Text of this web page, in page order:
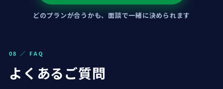
どのプランが合うかも、面談で一緒に決められます
08 ／ FAQ
よくあるご質問